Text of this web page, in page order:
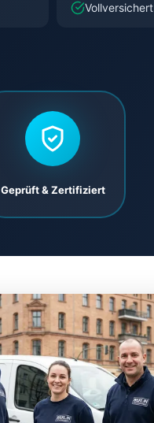
Vollversichert
Geprüft & Zertifiziert